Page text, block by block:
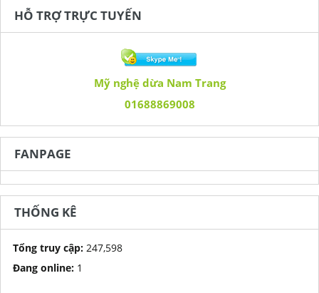
HỖ TRỢ TRỰC TUYẾN
Mỹ nghệ dừa Nam Trang
01688869008
FANPAGE
THỐNG KÊ
Tổng truy cập: 247,598
Đang online: 1